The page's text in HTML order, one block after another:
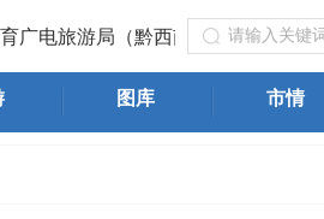
局（黔西南州文物局）关于进一步
图库 市情